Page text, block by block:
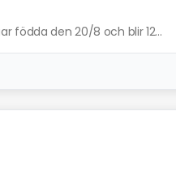
födda den 20/8 och blir 12...